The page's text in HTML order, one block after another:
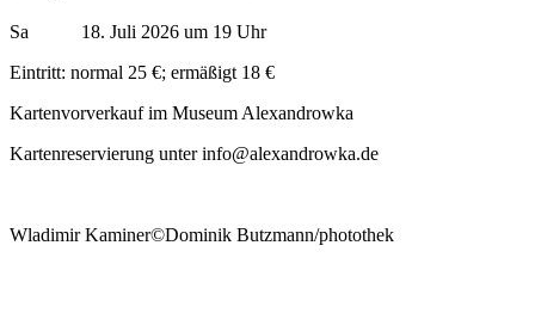
Sa 18. Juli 2026 um 19 Uhr
Eintritt: normal 25 €; ermäßigt 18 €
Kartenvorverkauf im Museum Alexandrowka
Kartenreservierung unter info@alexandrowka.de
Wladimir Kaminer©Dominik Butzmann/photothek